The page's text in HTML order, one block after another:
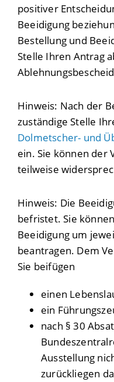
positiver
Beeidigung
Bestellung und
Stelle Ihren Antrag
Hinweis: Nach der
zuständige Stelle
Dolmetscher- und
ein. Sie können der
teilweise
Hinweis: Die
befristet. Sie
Beeidigung um
beantragen. Dem
Sie beifügen
einen
ein
nach § 30
Ausstellung
zurückliegen